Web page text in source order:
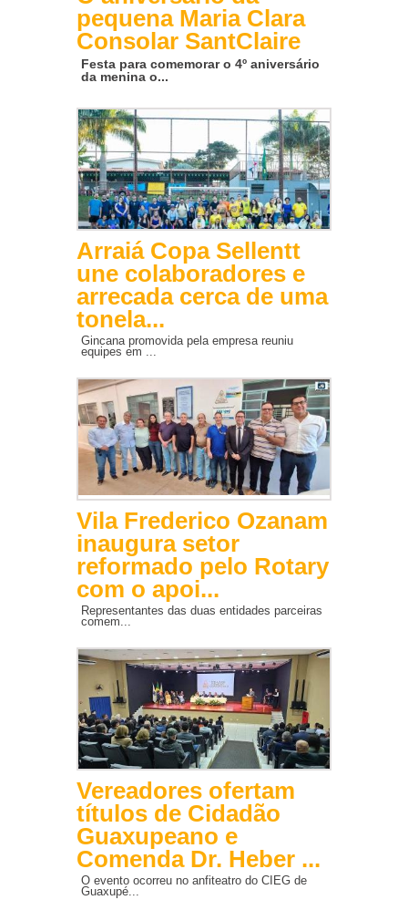
pequena Maria Clara
Consolar SantClaire
Festa para comemorar o 4º aniversário
da menina o...
Arraiá Copa Sellentt
une colaboradores e
arrecada cerca de uma
tonela...
Gincana promovida pela empresa reuniu
equipes em ...
Vila Frederico Ozanam
inaugura setor
reformado pelo Rotary
com o apoi...
Representantes das duas entidades parceiras
comem...
Vereadores ofertam
títulos de Cidadão
Guaxupeano e
Comenda Dr. Heber ...
O evento ocorreu no anfiteatro do CIEG de
Guaxupé...